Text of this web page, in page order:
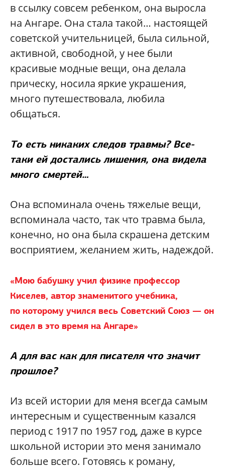
в ссылку совсем ребенком, она выросла
на Ангаре. Она стала такой… настоящей
советской учительницей, была сильной,
активной, свободной, у нее были
красивые модные вещи, она делала
прическу, носила яркие украшения,
много путешествовала, любила
общаться.
То есть никаких следов травмы? Все-
таки ей достались лишения, она видела
много смертей…
Она вспоминала очень тяжелые вещи,
вспоминала часто, так что травма была,
конечно, но она была скрашена детским
восприятием, желанием жить, надеждой.
«Мою бабушку учил физике профессор
Киселев, автор знаменитого учебника,
по которому учился весь Советский Союз — он
сидел в это время на Ангаре»
А для вас как для писателя что значит
прошлое?
Из всей истории для меня всегда самым
интересным и существенным казался
период с 1917 по 1957 год, даже в курсе
школьной истории это меня занимало
больше всего. Готовясь к роману,